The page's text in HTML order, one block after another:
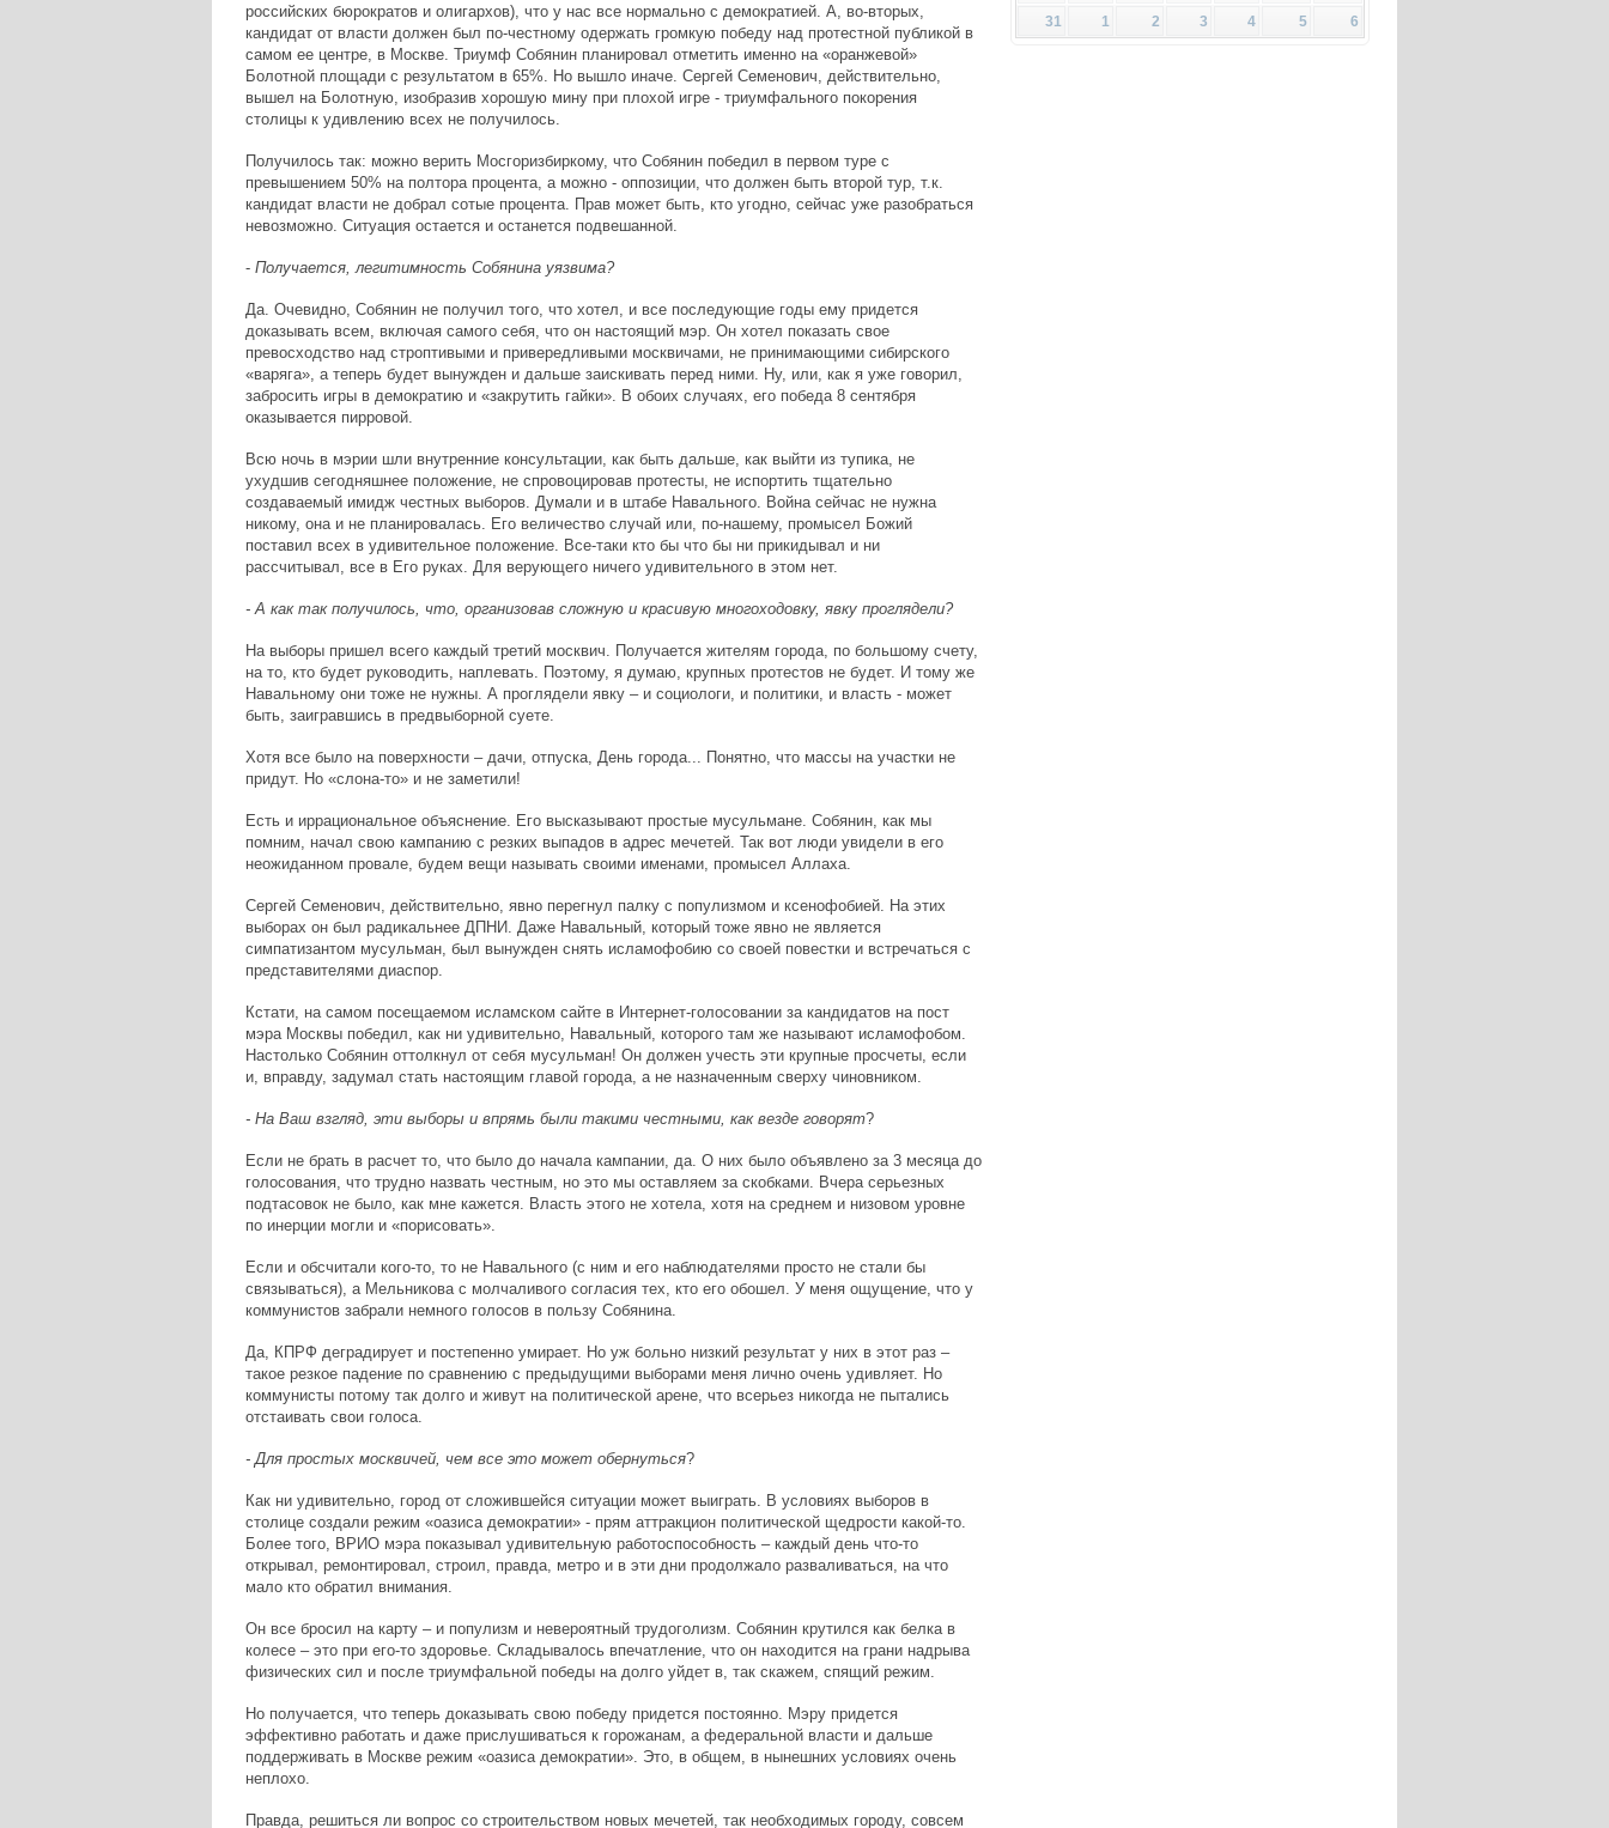
российских бюрократов и олигархов), что у нас все нормально с демократией. А, во-вторых,
кандидат от власти должен был по-честному одержать громкую победу над протестной публикой в
самом ее центре, в Москве. Триумф Собянин планировал отметить именно на «оранжевой»
Болотной площади с результатом в 65%. Но вышло иначе. Сергей Семенович, действительно,
вышел на Болотную, изобразив хорошую мину при плохой игре - триумфального покорения
столицы к удивлению всех не получилось.
Получилось так: можно верить Мосгоризбиркому, что Собянин победил в первом туре с
превышением 50% на полтора процента, а можно - оппозиции, что должен быть второй тур, т.к.
кандидат власти не добрал сотые процента. Прав может быть, кто угодно, сейчас уже разобраться
невозможно. Ситуация остается и останется подвешанной.
- Получается, легитимность Собянина уязвима?
Да. Очевидно, Собянин не получил того, что хотел, и все последующие годы ему придется
доказывать всем, включая самого себя, что он настоящий мэр. Он хотел показать свое
превосходство над строптивыми и привередливыми москвичами, не принимающими сибирского
«варяга», а теперь будет вынужден и дальше заискивать перед ними. Ну, или, как я уже говорил,
забросить игры в демократию и «закрутить гайки». В обоих случаях, его победа 8 сентября
оказывается пирровой.
Всю ночь в мэрии шли внутренние консультации, как быть дальше, как выйти из тупика, не
ухудшив сегодняшнее положение, не спровоцировав протесты, не испортить тщательно
создаваемый имидж честных выборов. Думали и в штабе Навального. Война сейчас не нужна
никому, она и не планировалась. Его величество случай или, по-нашему, промысел Божий
поставил всех в удивительное положение. Все-таки кто бы что бы ни прикидывал и ни
рассчитывал, все в Его руках. Для верующего ничего удивительного в этом нет.
- А как так получилось, что, организовав сложную и красивую многоходовку, явку проглядели?
На выборы пришел всего каждый третий москвич. Получается жителям города, по большому счету,
на то, кто будет руководить, наплевать. Поэтому, я думаю, крупных протестов не будет. И тому же
Навальному они тоже не нужны. А проглядели явку – и социологи, и политики, и власть - может
быть, заигравшись в предвыборной суете.
Хотя все было на поверхности – дачи, отпуска, День города... Понятно, что массы на участки не
придут. Но «слона-то» и не заметили!
Есть и иррациональное объяснение. Его высказывают простые мусульмане. Собянин, как мы
помним, начал свою кампанию с резких выпадов в адрес мечетей. Так вот люди увидели в его
неожиданном провале, будем вещи называть своими именами, промысел Аллаха.
Сергей Семенович, действительно, явно перегнул палку с популизмом и ксенофобией. На этих
выборах он был радикальнее ДПНИ. Даже Навальный, который тоже явно не является
симпатизантом мусульман, был вынужден снять исламофобию со своей повестки и встречаться с
представителями диаспор.
Кстати, на самом посещаемом исламском сайте в Интернет-голосовании за кандидатов на пост
мэра Москвы победил, как ни удивительно, Навальный, которого там же называют исламофобом.
Настолько Собянин оттолкнул от себя мусульман! Он должен учесть эти крупные просчеты, если
и, вправду, задумал стать настоящим главой города, а не назначенным сверху чиновником.
- На Ваш взгляд, эти выборы и впрямь были такими честными, как везде говорят?
Если не брать в расчет то, что было до начала кампании, да. О них было объявлено за 3 месяца до
голосования, что трудно назвать честным, но это мы оставляем за скобками. Вчера серьезных
подтасовок не было, как мне кажется. Власть этого не хотела, хотя на среднем и низовом уровне
по инерции могли и «порисовать».
Если и обсчитали кого-то, то не Навального (с ним и его наблюдателями просто не стали бы
связываться), а Мельникова с молчаливого согласия тех, кто его обошел. У меня ощущение, что у
коммунистов забрали немного голосов в пользу Собянина.
Да, КПРФ деградирует и постепенно умирает. Но уж больно низкий результат у них в этот раз –
такое резкое падение по сравнению с предыдущими выборами меня лично очень удивляет. Но
коммунисты потому так долго и живут на политической арене, что всерьез никогда не пытались
отстаивать свои голоса.
- Для простых москвичей, чем все это может обернуться?
Как ни удивительно, город от сложившейся ситуации может выиграть. В условиях выборов в
столице создали режим «оазиса демократии» - прям аттракцион политической щедрости какой-то.
Более того, ВРИО мэра показывал удивительную работоспособность – каждый день что-то
открывал, ремонтировал, строил, правда, метро и в эти дни продолжало разваливаться, на что
мало кто обратил внимания.
Он все бросил на карту – и популизм и невероятный трудоголизм. Собянин крутился как белка в
колесе – это при его-то здоровье. Складывалось впечатление, что он находится на грани надрыва
физических сил и после триумфальной победы на долго уйдет в, так скажем, спящий режим.
Но получается, что теперь доказывать свою победу придется постоянно. Мэру придется
эффективно работать и даже прислушиваться к горожанам, а федеральной власти и дальше
поддерживать в Москве режим «оазиса демократии». Это, в общем, в нынешних условиях очень
неплохо.
Правда, решиться ли вопрос со строительством новых мечетей, так необходимых городу, совсем
31
1 2 3 4 5 6